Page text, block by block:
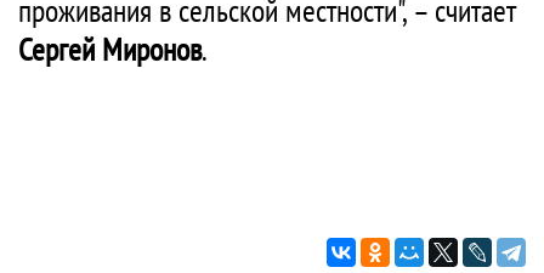
проживания в сельской местности", – считает
Сергей Миронов.